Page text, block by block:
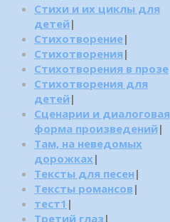
Стихи и их циклы для
детей |
Стихотворение|
Стихотворения |
Стихотворения в прозе
Стихотворения для
детей |
Сценарии и диалоговая
форма произведений |
Там, на неведомых
дорожках |
Тексты для песен |
Тексты романсов |
тест1 |
Третий глаз |